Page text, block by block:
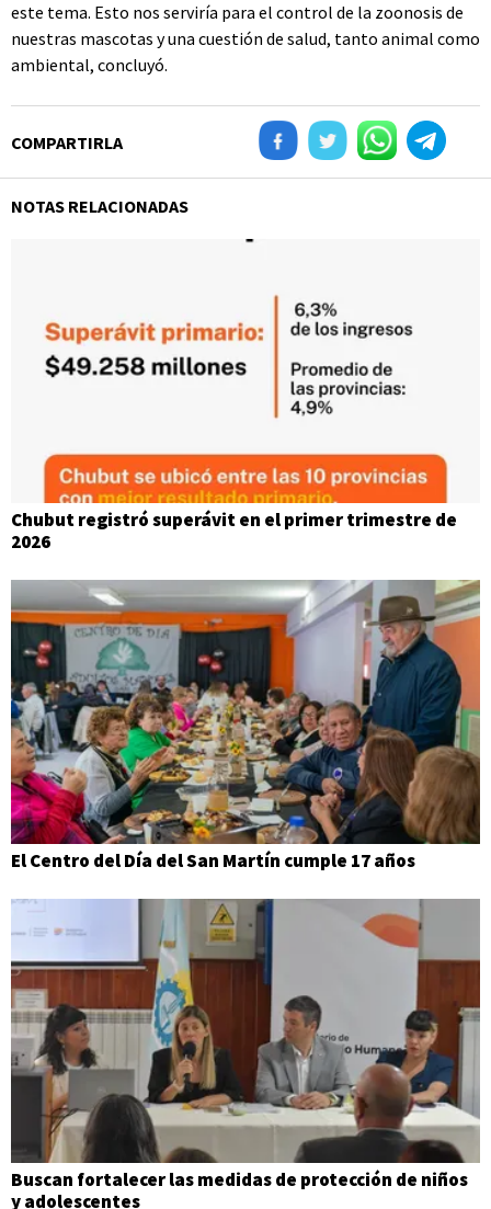
este tema. Esto nos serviría para el control de la zoonosis de
nuestras mascotas y una cuestión de salud, tanto animal como
ambiental, concluyó.
COMPARTIRLA
NOTAS RELACIONADAS
Chubut registró superávit en el primer trimestre de
2026
El Centro del Día del San Martín cumple 17 años
Buscan fortalecer las medidas de protección de niños
y adolescentes